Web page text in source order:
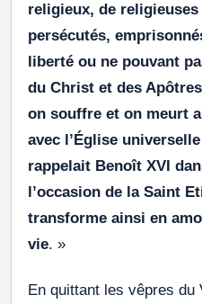
religieux, de
persécutés,
liberté ou ne pouvant
du Christ et des
on souffre et on meurt
avec l’Église
rappelait Benoît XVI
l’occasion de la Saint
transforme ainsi en
vie. »
En quittant les vêpres du